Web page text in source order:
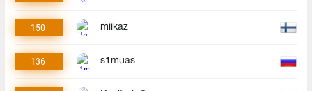
150 miikaz
136 s1muas